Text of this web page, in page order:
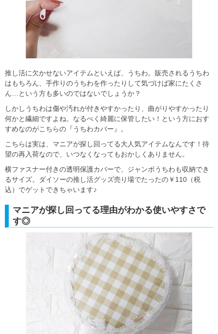
推し活に欠かせないアイテムといえば、うちわ。販売されるうちわ
はもちろん、手作りのうちわを作ったりして気づけば家にたくさ
ん…という方も多いのではないでしょうか？
しかしうちわは傷や汚れが付きやすかったり、曲がりやすかったり
何かと繊細ですよね。なるべく綺麗に保管したい！という方におす
すめなのがこちらの『うちわカバー』。
こちらは実は、マニアが探し回ってる大人気アイテムなんです！待
望の再入荷なので、いつなくなってもおかしくありません。
横ファスナー付きの透明保護カバーで、ジャンボうちわも収納でき
るサイズ。ダイソーの推し活グッズ売り場でたったの￥110（税
込）でゲットできちゃいます♪
マニアが探し回ってる理由がわかる使いやすさで
す◎